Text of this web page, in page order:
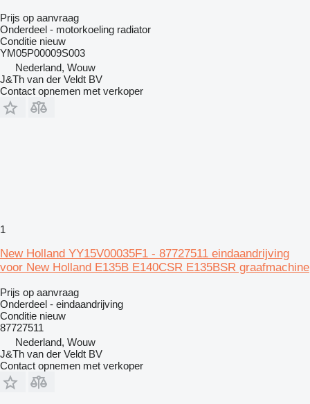
Prijs op aanvraag
Onderdeel - motorkoeling radiator
Conditie nieuw
YM05P00009S003
Nederland, Wouw
J&Th van der Veldt BV
Contact opnemen met verkoper
1
New Holland YY15V00035F1 - 87727511 eindaandrijving
voor New Holland E135B E140CSR E135BSR graafmachine
Prijs op aanvraag
Onderdeel - eindaandrijving
Conditie nieuw
87727511
Nederland, Wouw
J&Th van der Veldt BV
Contact opnemen met verkoper